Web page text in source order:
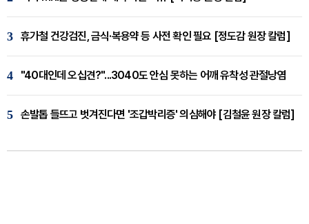
3 휴가철 건강검진, 금식·복용약 등 사전 확인 필요 [정도감 원장 칼럼]
4 "40대인데 오십견?"...3040도 안심 못하는 어깨 유착성 관절낭염
5 손발톱 들뜨고 벗겨진다면 '조갑박리증' 의심해야 [김철윤 원장 칼럼]